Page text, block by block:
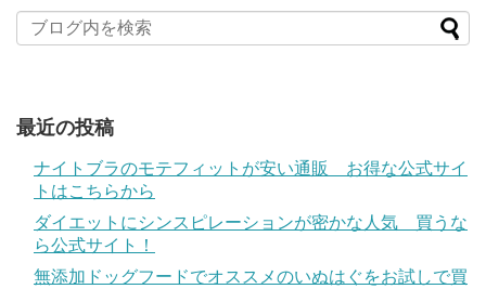
最近の投稿
ナイトブラのモテフィットが安い通販 お得な公式サイ
トはこちらから
ダイエットにシンスピレーションが密かな人気 買うな
ら公式サイト！
無添加ドッグフードでオススメのいぬはぐをお試しで買